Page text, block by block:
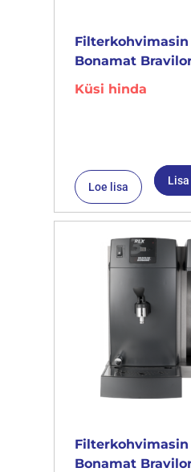
Filterkohvimasin
Bonamat
Küsi hinda
Loe lisa
Filterkohvimasin
Bonamat